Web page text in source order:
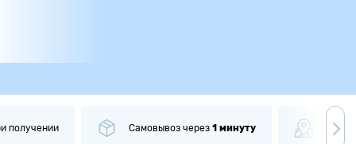
получении Самовывоз через 1 минуту Более